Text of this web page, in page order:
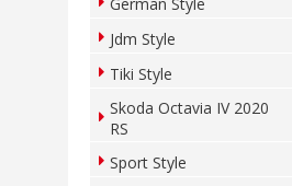
Jdm Style
Tiki Style
Skoda Octavia IV 2020
RS
Sport Style